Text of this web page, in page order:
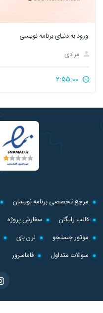
ورود به دنیای برنامه نویسی
مرادی
مرجع تخصصی برنامه نویسان
قالب رایگان
سفارش پروژه
موتور جستجو
لرن بای
سوالات متداول
فاماسرور